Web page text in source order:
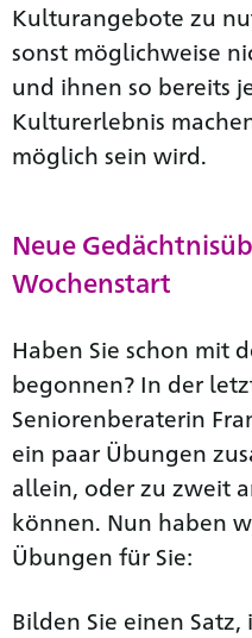
Kulturangebote zu
sonst möglichweise
und ihnen so bereits
Kulturerlebnis
möglich sein wird.
Neue
Wochenstart
Haben Sie schon mit
begonnen? In der
Seniorenberaterin
ein paar Übungen
allein, oder zu zweit
können. Nun haben
Übungen für Sie:
Bilden Sie einen